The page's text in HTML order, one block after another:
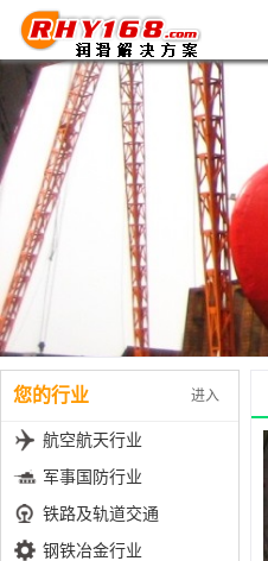
进入
您的行业
航空航天行业
军事国防行业
铁路及轨道交通
钢铁冶金行业